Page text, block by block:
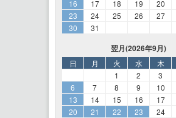
16
17 18 19 20
23
24 25 26 27
30
31
翌月(2026年9月)
日 月 火 水 木
1
2 3
6
7 8 9 10
13
14 15 16 17
20
21 22 23 24